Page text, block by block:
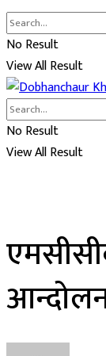
No Result
View All Result
No Result
View All Result